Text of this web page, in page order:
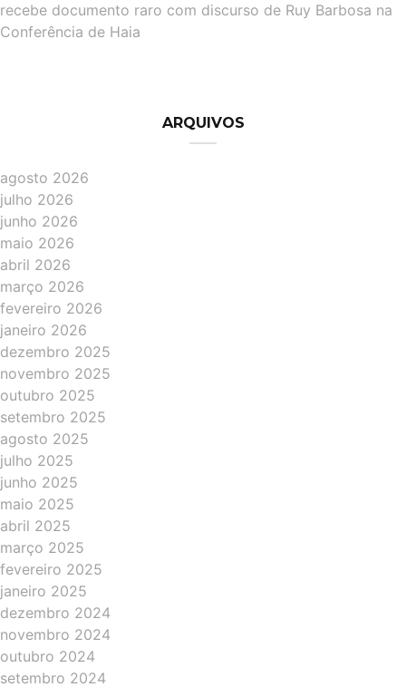
recebe documento raro com discurso de Ruy Barbosa na
Conferência de Haia
ARQUIVOS
agosto 2026
julho 2026
junho 2026
maio 2026
abril 2026
março 2026
fevereiro 2026
janeiro 2026
dezembro 2025
novembro 2025
outubro 2025
setembro 2025
agosto 2025
julho 2025
junho 2025
maio 2025
abril 2025
março 2025
fevereiro 2025
janeiro 2025
dezembro 2024
novembro 2024
outubro 2024
setembro 2024